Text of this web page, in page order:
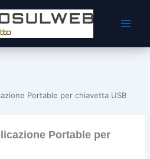
Portable per chiavetta USB
Portable per